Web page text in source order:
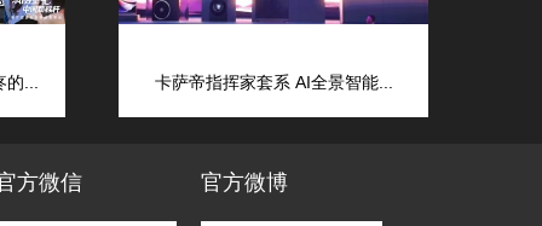
... 卡萨帝指挥家套系 AI全景智能...
方微信 官方微博